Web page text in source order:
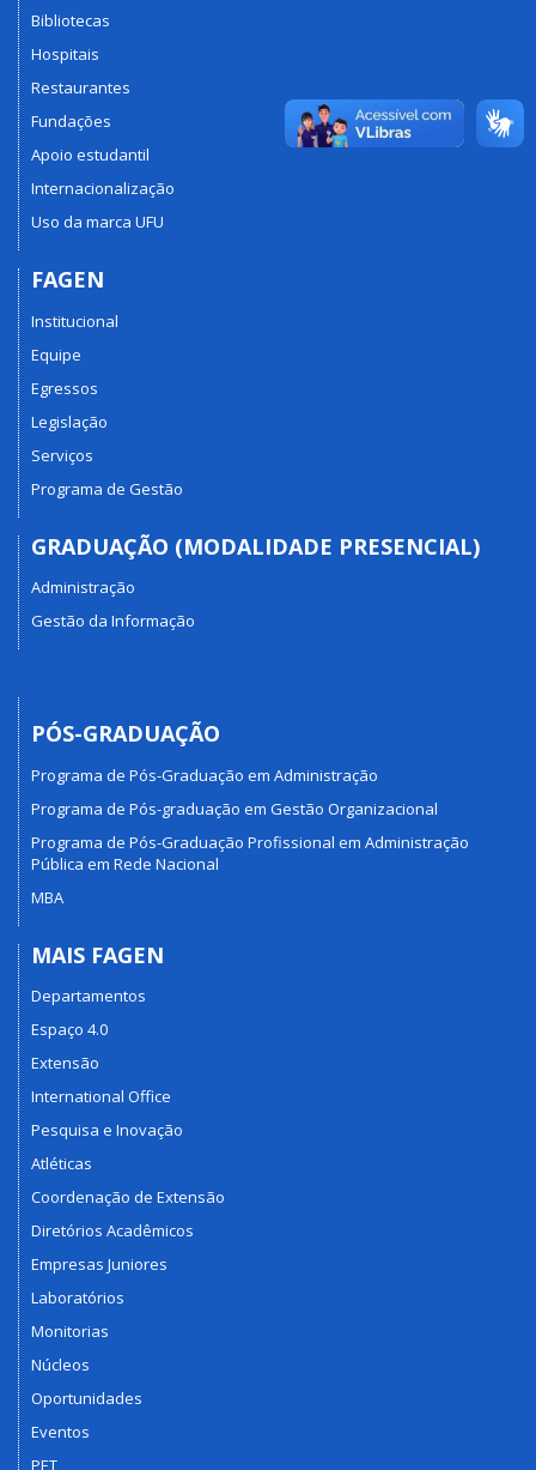
Bibliotecas
Hospitais
Restaurantes
Fundações
Apoio estudantil
Internacionalização
Uso da marca UFU
FAGEN
Institucional
Equipe
Egressos
Legislação
Serviços
Programa de Gestão
GRADUAÇÃO (MODALIDADE PRESENCIAL)
Administração
Gestão da Informação
PÓS-GRADUAÇÃO
Programa de Pós-Graduação em Administração
Programa de Pós-graduação em Gestão Organizacional
Programa de Pós-Graduação Profissional em Administração
Pública em Rede Nacional
MBA
MAIS FAGEN
Departamentos
Espaço 4.0
Extensão
International Office
Pesquisa e Inovação
Atléticas
Coordenação de Extensão
Diretórios Acadêmicos
Empresas Juniores
Laboratórios
Monitorias
Núcleos
Oportunidades
Eventos
PET